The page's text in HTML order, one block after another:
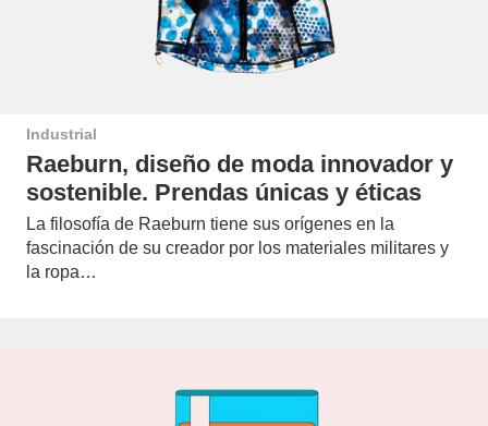
Industrial
Raeburn, diseño de moda innovador y
sostenible. Prendas únicas y éticas
La filosofía de Raeburn tiene sus orígenes en la
fascinación de su creador por los materiales militares y
la ropa…